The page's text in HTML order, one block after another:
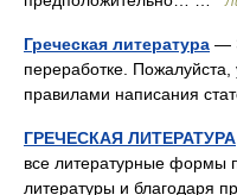
Греческая литература —
переработке. Пожалуйста,
правилами написания
ГРЕЧЕСКАЯ ЛИТЕРАТУРА
все литературные формы
литературы и благодаря